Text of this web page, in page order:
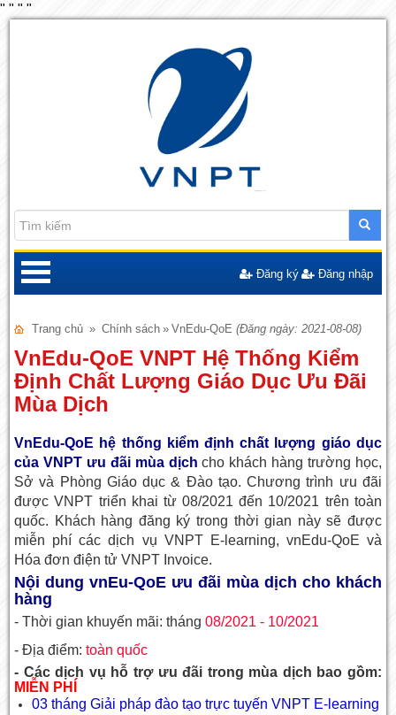
" " " "
Đăng ký Đăng nhập
Trang chủ » Chính sách » VnEdu-QoE (Đăng ngày: 2021-08-08)
VnEdu-QoE VNPT Hệ Thống Kiểm
Định Chất Lượng Giáo Dục Ưu Đãi
Mùa Dịch
VnEdu-QoE hệ thống kiểm định chất lượng giáo dục
của VNPT ưu đãi mùa dịch cho khách hàng trường học,
Sở và Phòng Giáo dục & Đào tạo. Chương trình ưu đãi
được VNPT triển khai từ 08/2021 đến 10/2021 trên toàn
quốc. Khách hàng đăng ký trong thời gian này sẽ được
miễn phí các dịch vụ VNPT E-learning, vnEdu-QoE và
Hóa đơn điện tử VNPT Invoice.
Nội dung vnEu-QoE ưu đãi mùa dịch cho khách
hàng
- Thời gian khuyến mãi: tháng08/2021 - 10/2021
- Địa điểm:toàn quốc
- Các dịch vụ hỗ trợ ưu đãi trong mùa dịch bao gồm:
MIỄN PHÍ
03 tháng Giải pháp đào tạo trực tuyến VNPT E-learning